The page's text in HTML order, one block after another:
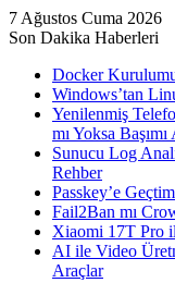
7 Ağustos Cuma 2026
Son Dakika Haberleri
Docker Kurulumu
Windows’tan
Yenilenmiş
mı Yoksa Başımı
Sunucu Log
Rehber
Passkey’e
Fail2Ban mı
Xiaomi 17T Pro
AI ile Video
Araçlar